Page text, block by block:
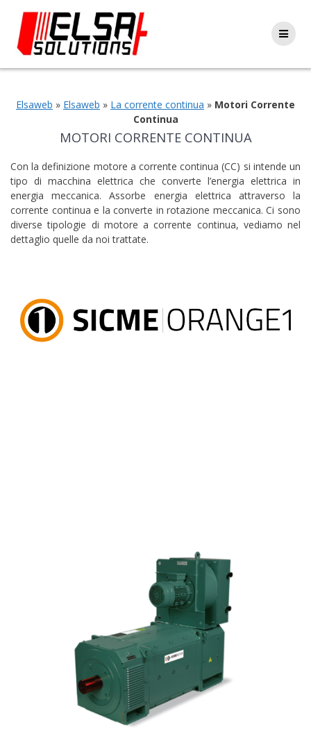
Elsaweb » Elsaweb » La corrente continua » Motori Corrente
Continua
MOTORI CORRENTE CONTINUA
Con la definizione motore a corrente continua (CC) si intende un
tipo di macchina elettrica che converte l’energia elettrica in
energia meccanica. Assorbe energia elettrica attraverso la
corrente continua e la converte in rotazione meccanica. Ci sono
diverse tipologie di motore a corrente continua, vediamo nel
dettaglio quelle da noi trattate.